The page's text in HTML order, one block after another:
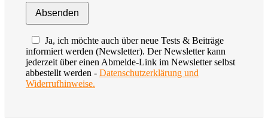
Ja, ich möchte auch über neue Tests & Beiträge
informiert werden (Newsletter). Der Newsletter kann
jederzeit über einen Abmelde-Link im Newsletter selbst
abbestellt werden - Datenschutzerklärung und
Widerrufhinweise.